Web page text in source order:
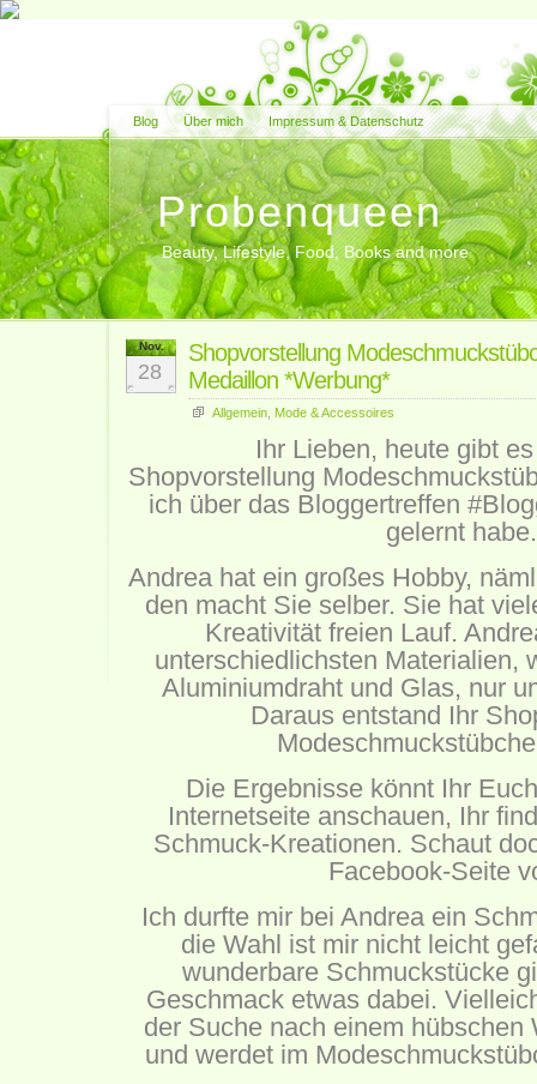
Blog Über mich Impressum & Datenschutz
Probenqueen
Beauty, Lifestyle, Food, Books and more
Nov.
28
Shopvorstellung
Medaillon *Werbung*
Allgemein Mode & Accessoires
Ihr Lieben, heute gibt
Shopvorstellung
ich über das Bloggertreffen
gelernt habe.
Andrea hat ein großes Hobby,
den macht Sie selber. Sie hat
Kreativität freien Lauf.
unterschiedlichsten Materialien,
Aluminiumdraht und Glas, nur
Daraus entstand Ihr
Die Ergebnisse könnt Ihr
Internetseite anschauen, Ihr
Schmuck-Kreationen. Schaut
Facebook-Seite
Ich durfte mir bei Andrea ein
die Wahl ist mir nicht leicht
wunderbare Schmuckstücke
Geschmack etwas dabei.
der Suche nach einem hübschen
und werdet im